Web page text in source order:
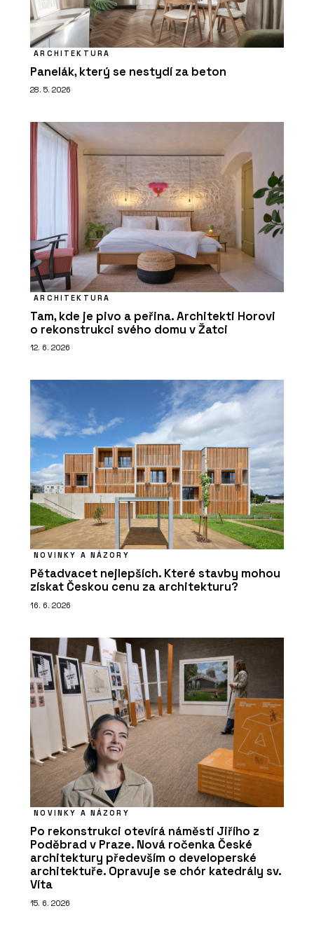
ARCHITEKTURA
Panelák, který se nestydí za beton
28. 5. 2026
ARCHITEKTURA
Tam, kde je pivo a peřina. Architekti Horovi
o rekonstrukci svého domu v Žatci
12. 6. 2026
NOVINKY A NÁZORY
Pětadvacet nejlepších. Které stavby mohou
získat Českou cenu za architekturu?
16. 6. 2026
NOVINKY A NÁZORY
Po rekonstrukci otevírá náměstí Jiřího z
Poděbrad v Praze. Nová ročenka České
architektury především o developerské
architektuře. Opravuje se chór katedrály sv.
Víta
15. 6. 2026